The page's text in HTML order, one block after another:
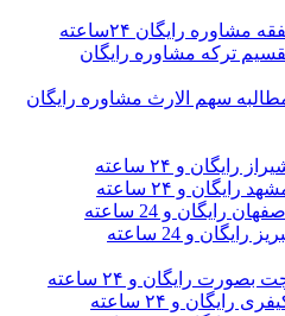
مشاوره رایگان ۲۴ساعته
ترکه مشاوره رایگان
مطالبه سهم الارث مشاوره رایگان
رایگان و ۲۴ ساعته
رایگان و ۲۴ ساعته
رایگان و 24 ساعته
رایگان و 24 ساعته
رایگان و ۲۴ ساعته
رایگان و ۲۴ ساعته